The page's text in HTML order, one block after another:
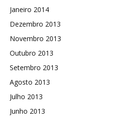
Janeiro 2014
Dezembro 2013
Novembro 2013
Outubro 2013
Setembro 2013
Agosto 2013
Julho 2013
Junho 2013